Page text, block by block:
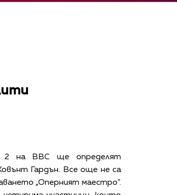
2 на ВВС ще определят
Гардън. Все още не са
„Оперният маестро”.